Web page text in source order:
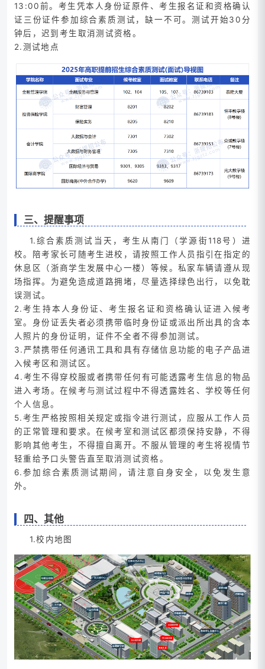
13:00前。考生凭本人身份证原件、考生报名证和资格确认
证三份证件参加综合素质测试，缺一不可。测试开始30分
钟后，迟到考生取消测试资格。
2.测试地点
三、提醒事项
1.综合素质测试当天，考生从南门（学源街118号）进
校。陪考家长可随考生进校，请按照工作人员指引在指定的
休息区（浙商学生发展中心一楼）等候。私家车辆请遵从现
场指挥。为避免造成道路拥堵，尽量选择绿色出行，以免耽
误测试。
2.考生持本人身份证、考生报名证和资格确认证进入候考
室。身份证丢失者必须携带临时身份证或派出所出具的含本
人照片的身份证明，证件不全者不得参加测试。
3.严禁携带任何通讯工具和具有存储信息功能的电子产品进
入候考区和测试区。
4.考生不得穿校服或者携带任何有可能透露考生信息的物品
进入考场。在候考与测试过程中不得透露姓名、学校等任何
个人信息。
5.考生严格按照相关规定或指令进行测试，应服从工作人员
的正常管理和要求。在候考室和测试区都须保持安静，不得
影响其他考生，不得擅自离开。不服从管理的考生将视情节
轻重给予口头警告直至取消测试资格。
6.参加综合素质测试期间，请注意自身安全，以免发生意
外。
四、其他
1.校内地图